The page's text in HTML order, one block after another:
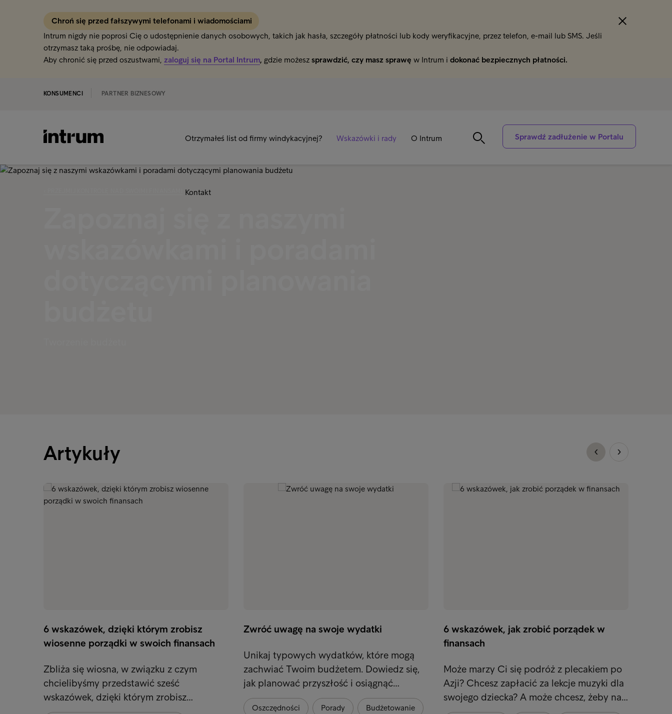
Chroń się przed fałszywymi telefonami i wiadomościami
Intrum nigdy nie poprosi Cię o udostępnienie danych osobowych, takich jak hasła, szczegóły płatności lub kody weryfikacyjne, przez telefon, e-mail lub SMS. Jeśli
otrzymasz taką prośbę, nie odpowiadaj.
Aby chronić się przed oszustwami, zaloguj się na Portal Intrum, gdzie możesz sprawdzić, czy masz sprawę w Intrum i dokonać bezpiecznych płatności.
KONSUMENCI PARTNER BIZNESOWY
Otrzymałeś list od firmy windykacyjnej? Wskazówki i rady O Intrum
Kontakt
Sprawdź zadłużenie w Portalu
Artykuły
6 wskazówek, dzięki którym zrobisz
wiosenne porządki w swoich finansach
Zbliża się wiosna, w związku z czym
chcielibyśmy przedstawić sześć
wskazówek, dzięki którym zrobisz…
Zwróć uwagę na swoje wydatki
Unikaj typowych wydatków, które mogą
zachwiać Twoim budżetem. Dowiedz się,
jak planować przyszłość i osiągnąć…
Oszczędności Porady Budżetowanie
6 wskazówek, jak zrobić porządek w
finansach
Może marzy Ci się podróż z plecakiem po
Azji? Chcesz zapłacić za lekcje muzyki dla
swojego dziecka? A może chcesz, żeby na…